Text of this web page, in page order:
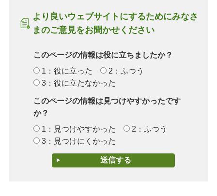
より良いウェブサイトにするためにみなさ
まのご意見をお聞かせください
このページの情報は役に立ちましたか？
1：役に立った
2：ふつう
3：役に立たなかった
このページの情報は見つけやすかったです
か？
1：見つけやすかった
2：ふつう
3：見つけにくかった